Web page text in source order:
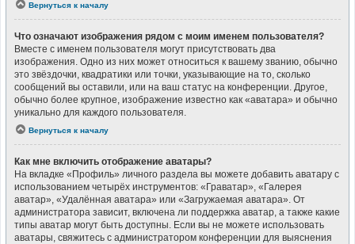
Вернуться к началу
Что означают изображения рядом с моим именем пользователя?
Вместе с именем пользователя могут присутствовать два
изображения. Одно из них может относиться к вашему званию, обычно
это звёздочки, квадратики или точки, указывающие на то, сколько
сообщений вы оставили, или на ваш статус на конференции. Другое,
обычно более крупное, изображение известно как «аватара» и обычно
уникально для каждого пользователя.
Вернуться к началу
Как мне включить отображение аватары?
На вкладке «Профиль» личного раздела вы можете добавить аватару с
использованием четырёх инструментов: «Граватар», «Галерея
аватар», «Удалённая аватара» или «Загружаемая аватара». От
администратора зависит, включена ли поддержка аватар, а также какие
типы аватар могут быть доступны. Если вы не можете использовать
аватары, свяжитесь с администратором конференции для выяснения